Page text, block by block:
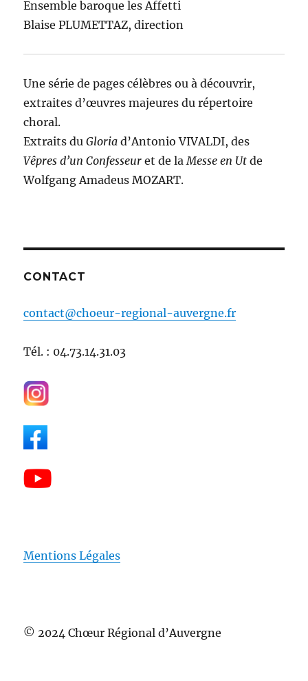
Ensemble baroque les Affetti
Blaise PLUMETTAZ, direction
Une série de pages célèbres ou à découvrir,
extraites d’œuvres majeures du répertoire
choral.
Extraits duGloria d’Antonio VIVALDI, des
Vêpres d’un Confesseur et de la Messe en Ut de
Wolfgang Amadeus MOZART.
CONTACT
contact@choeur-regional-auvergne.fr
Tél. : 04.73.14.31.03
Mentions Légales
© 2024 Chœur Régional d’Auvergne